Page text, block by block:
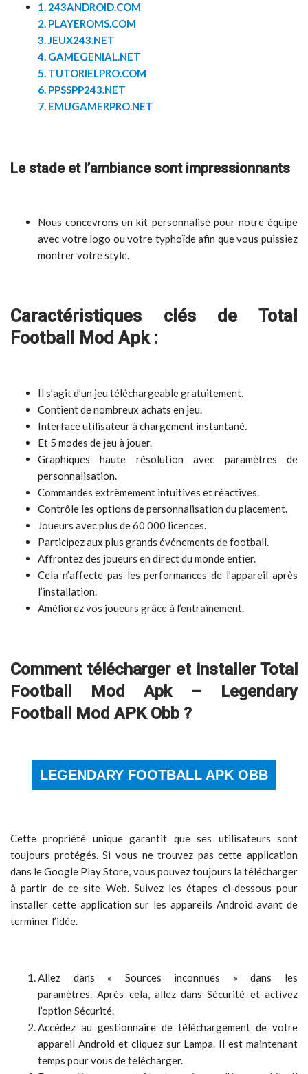
1. 243ANDROID.COM
2. PLAYEROMS.COM
3. JEUX243.NET
4. GAMEGENIAL.NET
5. TUTORIELPRO.COM
6. PPSSPP243.NET
7. EMUGAMERPRO.NET
Le stade et l’ambiance sont impressionnants
Nous concevrons un kit personnalisé pour notre équipe
avec votre logo ou votre typhoïde afin que vous puissiez
montrer votre style.
Caractéristiques clés de Total
Football Mod Apk :
Il s’agit d’un jeu téléchargeable gratuitement.
Contient de nombreux achats en jeu.
Interface utilisateur à chargement instantané.
Et 5 modes de jeu à jouer.
Graphiques haute résolution avec paramètres de
personnalisation.
Commandes extrêmement intuitives et réactives.
Contrôle les options de personnalisation du placement.
Joueurs avec plus de 60 000 licences.
Participez aux plus grands événements de football.
Affrontez des joueurs en direct du monde entier.
Cela n’affecte pas les performances de l’appareil après
l’installation.
Améliorez vos joueurs grâce à l’entraînement.
Comment télécharger et installer Total
Football Mod Apk – Legendary
Football Mod APK Obb ?
LEGENDARY FOOTBALL APK OBB
Cette propriété unique garantit que ses utilisateurs sont
toujours protégés. Si vous ne trouvez pas cette application
dans le Google Play Store, vous pouvez toujours la télécharger
à partir de ce site Web. Suivez les étapes ci-dessous pour
installer cette application sur les appareils Android avant de
terminer l’idée.
Allez dans « Sources inconnues » dans les
paramètres. Après cela, allez dans Sécurité et activez
l’option Sécurité.
Accédez au gestionnaire de téléchargement de votre
appareil Android et cliquez sur Lampa. Il est maintenant
temps pour vous de télécharger.